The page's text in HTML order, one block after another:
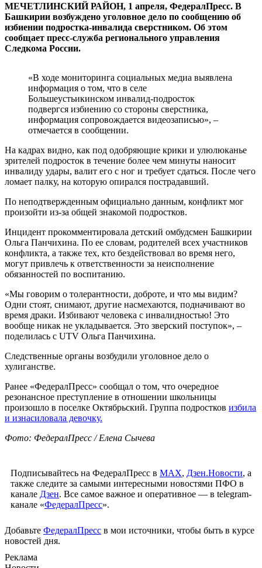
МЕЧЕТЛИНСКИЙ РАЙОН, 1 апреля, ФедералПресс. В
Башкирии возбуждено уголовное дело по сообщению об
избиении подростка-инвалида сверстником. Об этом
сообщает пресс-служба регионального управления
Следкома России.
«В ходе мониторинга социальных медиа выявлена
информация о том, что в селе
Большеустьикинском инвалид-подросток
подвергся избиению со стороны сверстника,
информация сопровождается видеозаписью», –
отмечается в сообщении.
На кадрах видно, как под одобряющие крики и улюлюканье
зрителей подросток в течение более чем минуты наносит
инвалиду удары, валит его с ног и требует сдаться. После чего
ломает палку, на которую опирался пострадавший.
По неподтвержденным официально данным, конфликт мог
произойти из-за общей знакомой подростков.
Инцидент прокомментировала детский омбудсмен Башкирии
Ольга Панчихина. По ее словам, родителей всех участников
конфликта, а также тех, кто бездействовал во время него,
могут привлечь к ответственности за неисполнение
обязанностей по воспитанию.
«Мы говорим о толерантности, доброте, и что мы видим?
Одни стоят, снимают, другие насмехаются, подначивают во
время драки. Избивают человека с инвалидностью! Это
вообще никак не укладывается. Это зверский поступок», –
поделилась с UTV Ольга Панчихина.
Следственные органы возбудили уголовное дело о
хулиганстве.
Ранее «ФедералПресс» сообщал о том, что очередное
резонансное преступление в отношении школьницы
произошло в поселке Октябрьский. Группа подростков избила
и изнасиловала девочку.
Фото: ФедералПресс / Елена Сычева
Подписывайтесь на ФедералПресс в МАХ, Дзен.Новости, а
также следите за самыми интересными новостями ПФО в
канале Дзен. Все самое важное и оперативное — в telegram-
канале «ФедералПресс».
Добавьте ФедералПресс в мои источники, чтобы быть в курсе
новостей дня.
Реклама